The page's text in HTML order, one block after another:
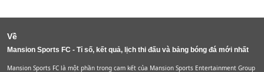
Về
Mansion Sports FC - Tỉ số, kết quả, lịch thi đấu và bảng bóng đá mới nhất
Mansion Sports FC là một phần trong cam kết của Mansion Sports Entertainment Group